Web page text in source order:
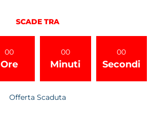
SCADE TRA​
00
Ore
00
Minuti
00
Secondi
Offerta Scaduta